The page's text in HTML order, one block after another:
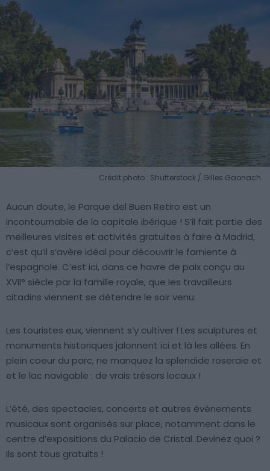
Crédit photo : Shutterstock / Gilles Gaonach
Aucun doute, le Parque del Buen Retiro est un
incontournable de la capitale ibérique ! S’il fait partie des
meilleures visites et activités gratuites à faire à Madrid,
c’est qu’il s’avère idéal pour découvrir le farniente à
l’espagnole. C’est ici, dans ce havre de paix conçu au
XVII° siècle par la famille royale, que les travailleurs
citadins viennent se détendre le soir venu.
Les touristes eux, viennent s’y cultiver ! Les sculptures et
monuments historiques jalonnent ici et là les allées. En
plein coeur du parc, ne manquez la splendide roseraie et
et le lac navigable : de vrais trésors locaux !
L’été, des spectacles, concerts et autres événements
musicaux sont organisés sur place, notamment dans le
centre d’expositions du Palacio de Cristal. Devinez quoi ?
Ils sont tous gratuits !